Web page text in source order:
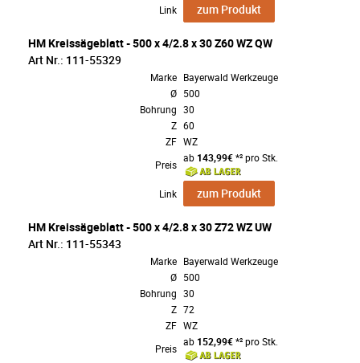
Link zum Produkt
HM Kreissägeblatt - 500 x 4/2.8 x 30 Z60 WZ QW
Art Nr.: 111-55329
Marke Bayerwald Werkzeuge
Ø 500
Bohrung 30
Z 60
ZF WZ
Preis
ab 143,99€*² pro Stk.
Link zum Produkt
HM Kreissägeblatt - 500 x 4/2.8 x 30 Z72 WZ UW
Art Nr.: 111-55343
Marke Bayerwald Werkzeuge
Ø 500
Bohrung 30
Z 72
ZF WZ
Preis
ab 152,99€*² pro Stk.